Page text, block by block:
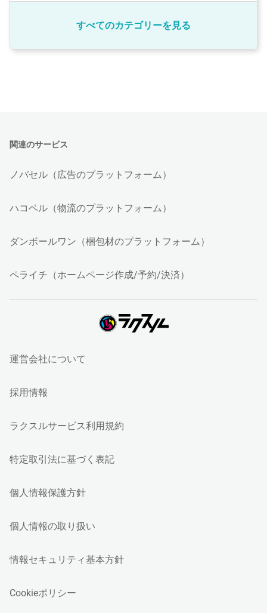
すべてのカテゴリーを見る
関連のサービス
ノバセル（広告のプラットフォーム）
ハコベル（物流のプラットフォーム）
ダンボールワン（梱包材のプラットフォーム）
ペライチ（ホームページ作成/予約/決済）
運営会社について
採用情報
ラクスルサービス利用規約
特定取引法に基づく表記
個人情報保護方針
個人情報の取り扱い
情報セキュリティ基本方針
Cookieポリシー